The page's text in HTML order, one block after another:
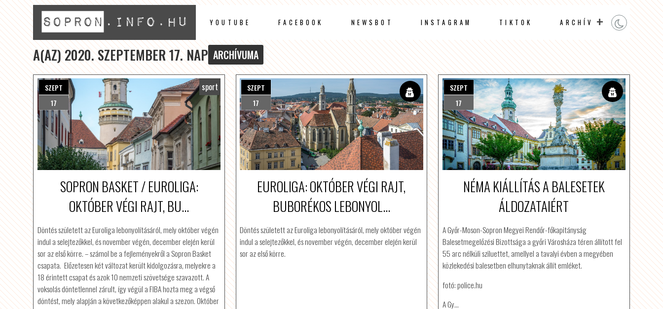
YOUTUBE FACEBOOK NEWSBOT INSTAGRAM TIKTOK ARCHÍV
A(AZ) 2020. SZEPTEMBER 17. NAP ARCHÍVUMA
SZEPT
17
sport
SOPRON BASKET / EUROLIGA:
OKTÓBER VÉGI RAJT, BU...
Döntés született az Euroliga lebonyolításáról, mely október végén
indul a selejtezőkkel, és november végén, december elején kerül
sor az első körre. – számol be a fejleményekről a Sopron Basket
csapata. Előzetesen két változat került kidolgozásra, melyekre a
18 érintett csapat és azok 10 nemzeti szövetsége szavazott. A
voksolás döntetlennel zárult, így végül a FIBA hozta meg a végső
döntést, mely alapján a következőképpen alakul a szezon. Október
SZEPT
17
EUROLIGA: OKTÓBER VÉGI RAJT,
BUBORÉKOS LEBONYOL...
Döntés született az Euroliga lebonyolításáról, mely október végén
indul a selejtezőkkel, és november végén, december elején kerül
sor az első körre.
SZEPT
17
NÉMA KIÁLLÍTÁS A BALESETEK
ÁLDOZATAIÉRT
A Győr-Moson-Sopron Megyei Rendőr-főkapitányság
Balesetmegelőzési Bizottsága a győri Városháza téren állított fel
55 arc nélküli sziluettet, amellyel a tavalyi évben a megyében
közlekedési balesetben elhunytaknak állít emléket.
fotó: police.hu
A Gy…